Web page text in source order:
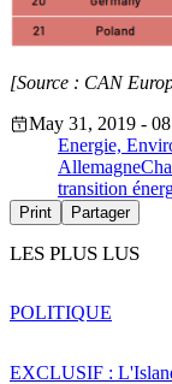
[Source : CAN
May 31, 2019 -
Energie,
Allemagne
transition
Print Partager
LES PLUS LUS
EXCLUSIF :
POLITIQUE